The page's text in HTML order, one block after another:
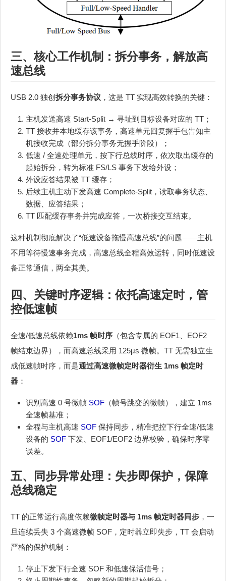
三、核心工作机制：拆分事务，解放高
速总线
USB 2.0 独创 拆分事务协议 ，这是 TT 实现高效转换的关键：
主机发送高速 Start-Split → 寻址到目标设备对应的 TT；
TT 接收并本地缓存该事务，高速单元回复握手包告知主
机接收完成（部分拆分事务无握手阶段）；
低速 / 全速处理单元，按下行总线时序，依次取出缓存的
起始拆分，转为标准 FS/LS 事务下发给外设；
外设应答结果被 TT 缓存；
后续主机主动下发高速 Complete-Split，读取事务状态、
数据、应答结果；
TT 匹配缓存事务并完成应答，一次桥接交互结束。
这种机制彻底解决了“低速设备拖慢高速总线”的问题——主机
不用等待慢速事务完成，高速总线全程高效运转，同时低速设
备正常通信，两全其美。
四、关键时序逻辑：依托高速定时，管
控低速帧
全速/低速总线依赖1ms 帧时序 （包含专属的 EOF1、EOF2
帧结束边界），而高速总线采用 125μs 微帧。TT 无需独立生
成低速帧时序，而是通过高速微帧定时器衍生 1ms 帧定时
器 ：
识别高速 0 号微帧 SOF （帧号跳变的微帧），建立 1ms
全速帧基准；
全程与主机高速 SOF 保持同步，精准把控下行全速/低速
设备的 SOF 下发、EOF1/EOF2 边界校验，确保时序零
误差。
五、同步异常处理：失步即保护，保障
总线稳定
TT 的正常运行高度依赖微帧定时器与 1ms 帧定时器同步 ，一
旦连续丢失 3 个高速微帧 SOF，定时器立即失步，TT 会启动
严格的保护机制：
停止下发下行全速 SOF 和低速保活信号；